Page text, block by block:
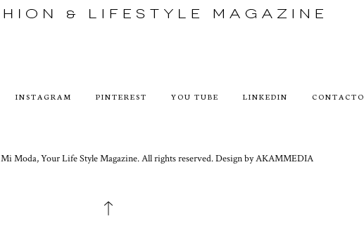
INSTAGRAM PINTEREST YOU TUBE LINKEDIN CONTACTO
Moda, Your Life Style Magazine. All rights reserved. Design by AKAMMEDIA